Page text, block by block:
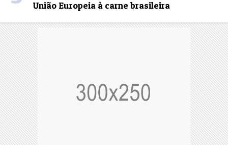
União Europeia à carne brasileira